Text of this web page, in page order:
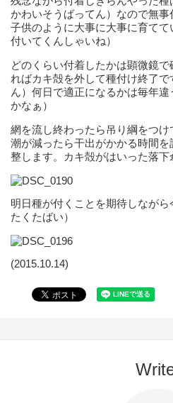
かわいそうばってん） なので無事
子供のように大事に大事に育てて
付いてくんしゃいね）
どのくらい付着したかは顕微鏡
ればカキ殻を外して種付け終了
ん） 何日で適正になるかは毎年
かなぁ）
網を流し終わったら吊り綱をつけ
潮が減ったら干出がかかる時間
整します。カキ殻がはいった落下
明日種が付くことを期待しながら
たくたばい）
(2015.10.14)